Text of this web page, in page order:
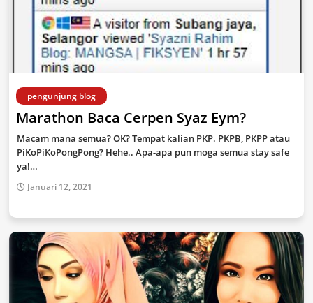
pengunjung blog
Marathon Baca Cerpen Syaz Eym?
Macam mana semua? OK? Tempat kalian PKP. PKPB, PKPP atau
PiKoPiKoPongPong? Hehe.. Apa-apa pun moga semua stay safe
ya!…
Januari 12, 2021